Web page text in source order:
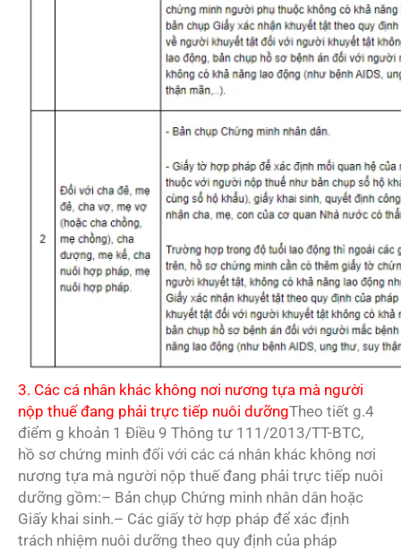
3. Các cá nhân khác không nơi nương tựa mà người
nộp thuế đang phải trực tiếp nuôi dưỡngTheo tiết g.4
điểm g khoản 1 Điều 9 Thông tư 111/2013/TT-BTC,
hồ sơ chứng minh đối với các cá nhân khác không nơi
nương tựa mà người nộp thuế đang phải trực tiếp nuôi
dưỡng gồm:– Bản chụp Chứng minh nhân dân hoặc
Giấy khai sinh.– Các giấy tờ hợp pháp để xác định
trách nhiệm nuôi dưỡng theo quy định của pháp